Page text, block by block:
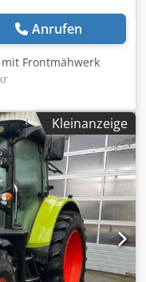
Anrufen
mit Frontmähwerk
Kleinanzeige